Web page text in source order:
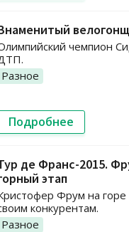
чемпион
Разное
Подробнее
де Франс-2015.
этап
Фрум на
конкурентам.
Разное